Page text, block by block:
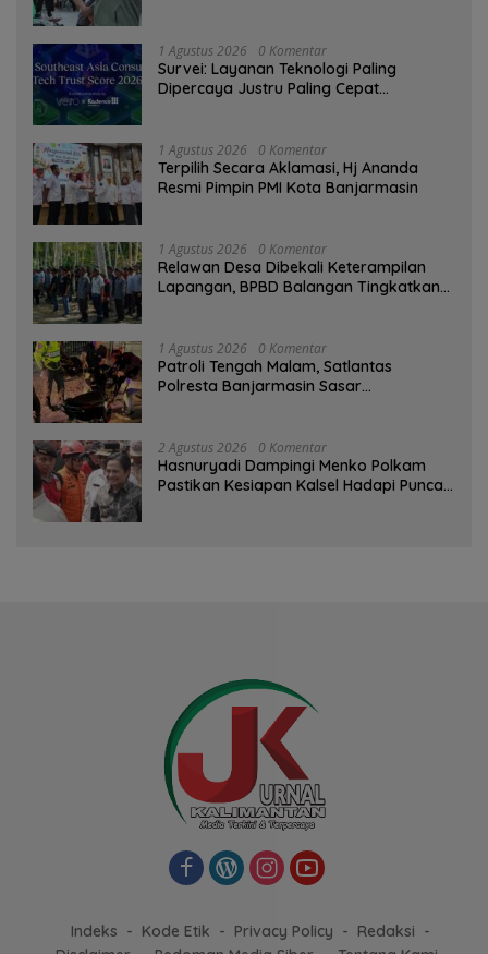
1 Agustus 2026 0 Komentar
Survei: Layanan Teknologi Paling
Dipercaya Justru Paling Cepat
1 Agustus 2026 0 Komentar
‎Terpilih Secara Aklamasi, Hj Ananda
Resmi Pimpin PMI Kota Banjarmasin
1 Agustus 2026 0 Komentar
Relawan Desa Dibekali Keterampilan
Lapangan, BPBD Balangan Tingkatkan
1 Agustus 2026 0 Komentar
Patroli Tengah Malam, Satlantas
Polresta Banjarmasin Sasar
2 Agustus 2026 0 Komentar
Hasnuryadi Dampingi Menko Polkam
Pastikan Kesiapan Kalsel Hadapi Puncak
Indeks Kode Etik Privacy Policy
Redaksi